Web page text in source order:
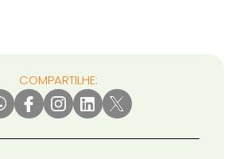
COMPARTILHE: